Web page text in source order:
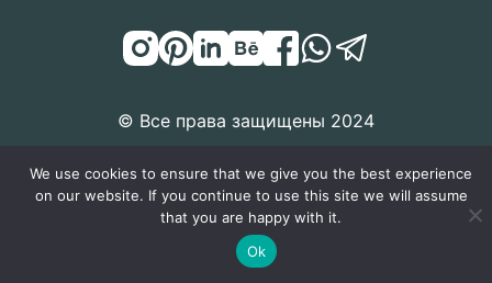
© Все права защищены 2024
We use cookies to ensure that we give you the best experience
on our website. If you continue to use this site we will assume
that you are happy with it.
Ok